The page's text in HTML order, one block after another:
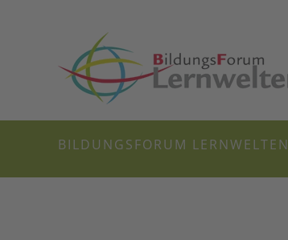
Zum Hauptinhalt springen
BILDUNGSFORUM LERNWELTEN